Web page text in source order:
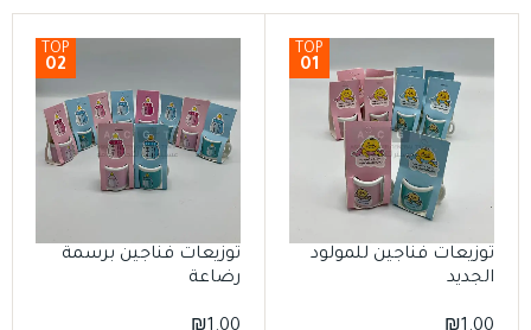
توزيعات فناجين للمولود
الجديد
TOP
01
توزيعات فناجين برسمة
رضاعة
TOP
02